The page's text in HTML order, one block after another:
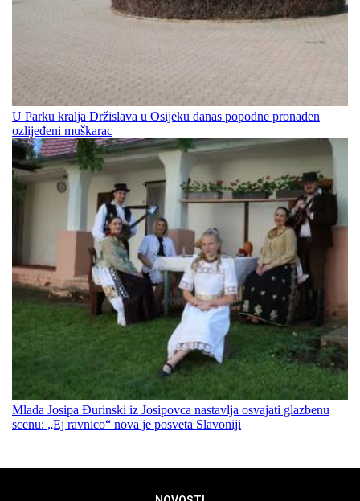
U Parku kralja Držislava u Osijeku danas popodne pronađen
ozlijeđeni muškarac
Mlada Josipa Đurinski iz Josipovca nastavlja osvajati glazbenu
scenu: „Ej ravnico“ nova je posveta Slavoniji